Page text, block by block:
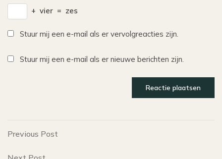
+ vier = zes
Stuur mij een e-mail als er vervolgreacties zijn.
Stuur mij een e-mail als er nieuwe berichten zijn.
Bericht
Previous
Previous Post